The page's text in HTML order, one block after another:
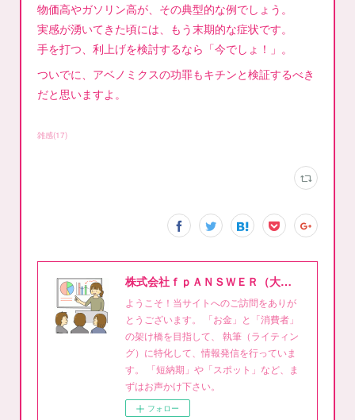
物価高やガソリン高が、その典型的な例でしょう。
実感が湧いてきた頃には、もう末期的な症状です。
手を打つ、利上げを検討するなら「今でしょ！」。
ついでに、アベノミクスの功罪もキチンと検証するべき
だと思いますよ。
雑感(17)
株式会社ｆｐＡＮＳＷＥＲ（大泉稔1級FPライティング事務所）
ようこそ！当サイトへのご訪問をありが
とうございます。 「お金」と「消費者」
の架け橋を目指して、 執筆（ライティン
グ）に特化して、情報発信を行っていま
す。 「短納期」や「スポット」など、ま
ずはお声かけ下さい。
フォロー